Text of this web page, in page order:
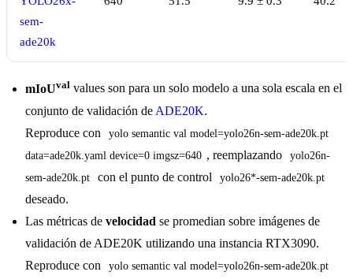
sem-
ade20k
mIoUval values son para un solo modelo a una sola escala en el
conjunto de validación de ADE20K.
Reproduce con
yolo semantic val model=yolo26n-sem-ade20k.pt
data=ade20k.yaml device=0 imgsz=640 , reemplazando
yolo26n-
sem-ade20k.pt
con el punto de control yolo26*-sem-ade20k.pt
deseado.
Las métricas de velocidad se promedian sobre imágenes de
validación de ADE20K utilizando una instancia RTX3090.
Reproduce con
yolo semantic val model=yolo26n-sem-ade20k.pt